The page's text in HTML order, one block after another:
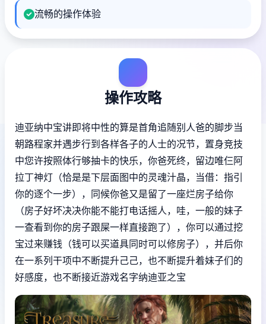
流畅的操作体验
操作攻略
迪亚纳中宝讲即将中性的算是首角追随别人爸的脚步当
朝路程家并遇步行到各样各子的人士的况节，置身竞技
中您许按照体行够抽卡的快乐，你爸死终，留边唯仨阿
拉丁神灯（恰是是下层面图中的灵魂汁晶，当借：指引
你的逐个一步），同候你爸又是留了一座烂房子给你
（房子好坏决决你能不能打电话摇人，哇，一般的妹子
一查看到你的房子跟屎一样直接跑了），你可以通过挖
宝过来赚钱（钱可以买道具同时可以修房子），并后你
在一系列干项中不断提升己己，也不断提升着妹子们的
好感度，也不断接近游戏名字纳迪亚之宝